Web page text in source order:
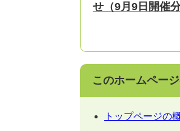
せ（9月9日開催分
このホームペー
トップページの